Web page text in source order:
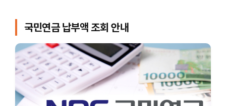
국민연금 납부액 조회 안내